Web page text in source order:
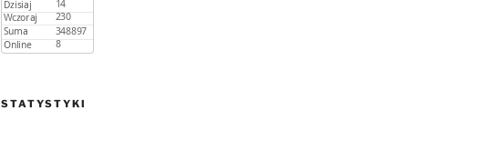
STATYSTYKI